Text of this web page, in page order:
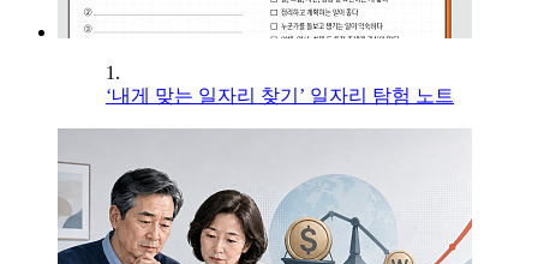
1.
‘내게 맞는 일자리 찾기’ 일자리 탐험 노트